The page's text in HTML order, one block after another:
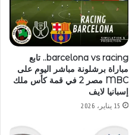
barcelona vs racing.. تابع
مباراة برشلونة مباشر اليوم على
MBC مصر 2 في قمة كأس ملك
إسبانيا لايف
15 يناير، 2026